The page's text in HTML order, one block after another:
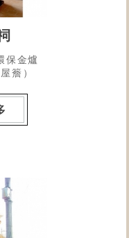
保金爐
簷）